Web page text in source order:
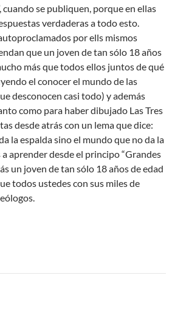
cuando se publiquen, porque en ellas
verdaderas a todo esto.
por ells mismos
que un joven de tan sólo 18 años
más que todos ellos juntos de qué
el conocer el mundo de las
desconocen casi todo) y además
como para haber dibujado Las Tres
desde atrás con un lema que dice:
la espalda sino el mundo que no da la
a aprender desde el principo “Grandes
un joven de tan sólo 18 años de edad
todos ustedes con sus miles de